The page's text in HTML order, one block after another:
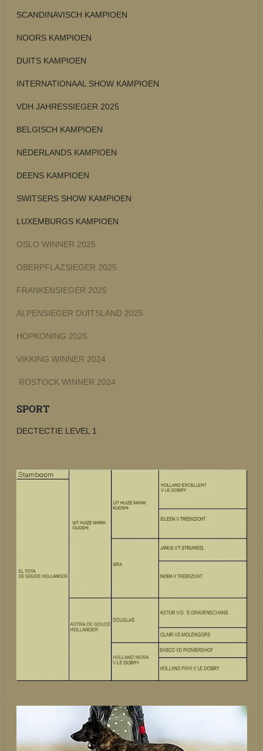
SCANDINAVISCH KAMPIOEN
NOORS KAMPIOEN
DUITS KAMPIOEN
INTERNATIONAAL SHOW KAMPIOEN
VDH JAHRESSIEGER 2025
BELGISCH KAMPIOEN
NEDERLANDS KAMPIOEN
DEENS KAMPIOEN
SWITSERS SHOW KAMPIOEN
LUXEMBURGS KAMPIOEN
OSLO WINNER 2025
OBERPFLAZSIEGER 2025
FRANKENSIEGER 2025
ALPENSIEGER DUITSLAND 2025
HOPKONING 2025
VIKKING WINNER 2024
ROSTOCK WINNER 2024
SPORT
DECTECTIE LEVEL 1